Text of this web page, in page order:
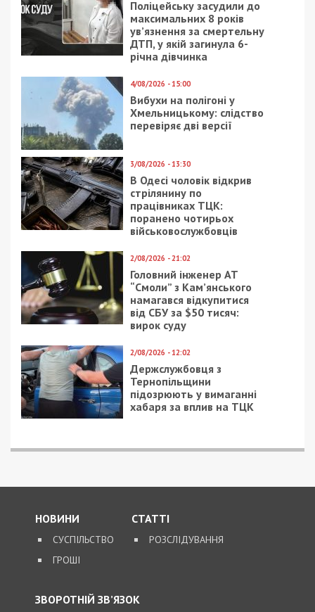
14/12/2020 - 16:10
В Днепре жильцов
дома на Осенней
оставили без
видео, подробности
31/01/2025 - 19:00
Окупанти обстріляли
два райони
Дніпропетровщини
8/08/2026 - 13:00
Військовослужбовець і троє цивільних заробляли на
незаконному вивезенні бійців із військових частин
психлікарні за $6500